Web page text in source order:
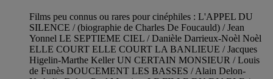
Films peu connus ou rares pour cinéphiles : L'APPEL DU
SILENCE / (biographie de Charles De Foucauld) / Jean
Yonnel LE SEPTIEME CIEL / Danièle Darrieux-Noèl Noèl
ELLE COURT ELLE COURT LA BANLIEUE / Jacques
Higelin-Marthe Keller UN CERTAIN MONSIEUR / Louis
de Funès DOUCEMENT LES BASSES / Alain Delon-